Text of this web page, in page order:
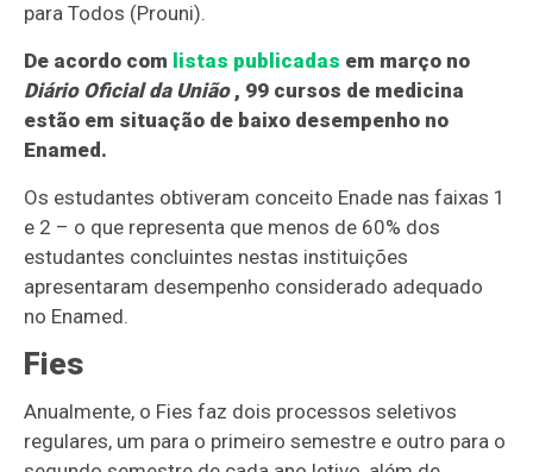
para Todos (Prouni).
De acordo com listas publicadas em março no
Diário Oficial da União, 99 cursos de medicina
estão em situação de baixo desempenho no
Enamed.
Os estudantes obtiveram conceito Enade nas faixas 1
e 2 – o que representa que menos de 60% dos
estudantes concluintes nestas instituições
apresentaram desempenho considerado adequado
no Enamed.
Fies
Anualmente, o Fies faz dois processos seletivos
regulares, um para o primeiro semestre e outro para o